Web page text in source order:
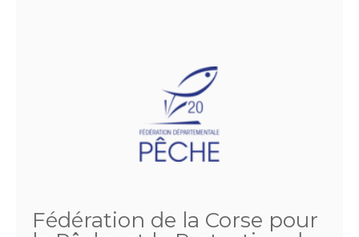
Fédération de la Corse pour